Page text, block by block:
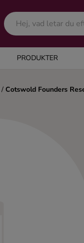
PRODUKTER
/ Cotswold Founders